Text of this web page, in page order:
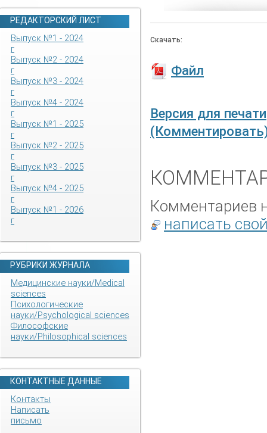
РЕДАКТОРСКИЙ ЛИСТ
Выпуск №1 - 2024
г
Выпуск №2 - 2024
г
Выпуск №3 - 2024
г
Выпуск №4 - 2024
г
Выпуск №1 - 2025
г
Выпуск №2 - 2025
г
Выпуск №3 - 2025
г
Выпуск №4 - 2025
г
Выпуск №1 - 2026
г
РУБРИКИ ЖУРНАЛА
Медицинские науки/Medical
sciences
Психологические
науки/Psychological sciences
Философские
науки/Philosophical sciences
КОНТАКТНЫЕ ДАННЫЕ
Контакты
Написать
письмо
Скачать:
Файл
Версия для печати
Комментариев
написать